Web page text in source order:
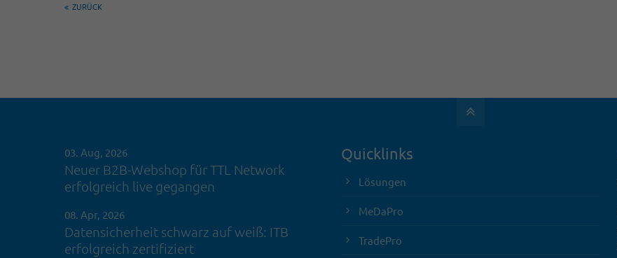
ZURÜCK
03. Aug, 2026
Neuer B2B-Webshop für TTL Network
erfolgreich live gegangen
08. Apr, 2026
Datensicherheit schwarz auf weiß: ITB
erfolgreich zertifiziert
Quicklinks
Lösungen
MeDaPro
TradePro